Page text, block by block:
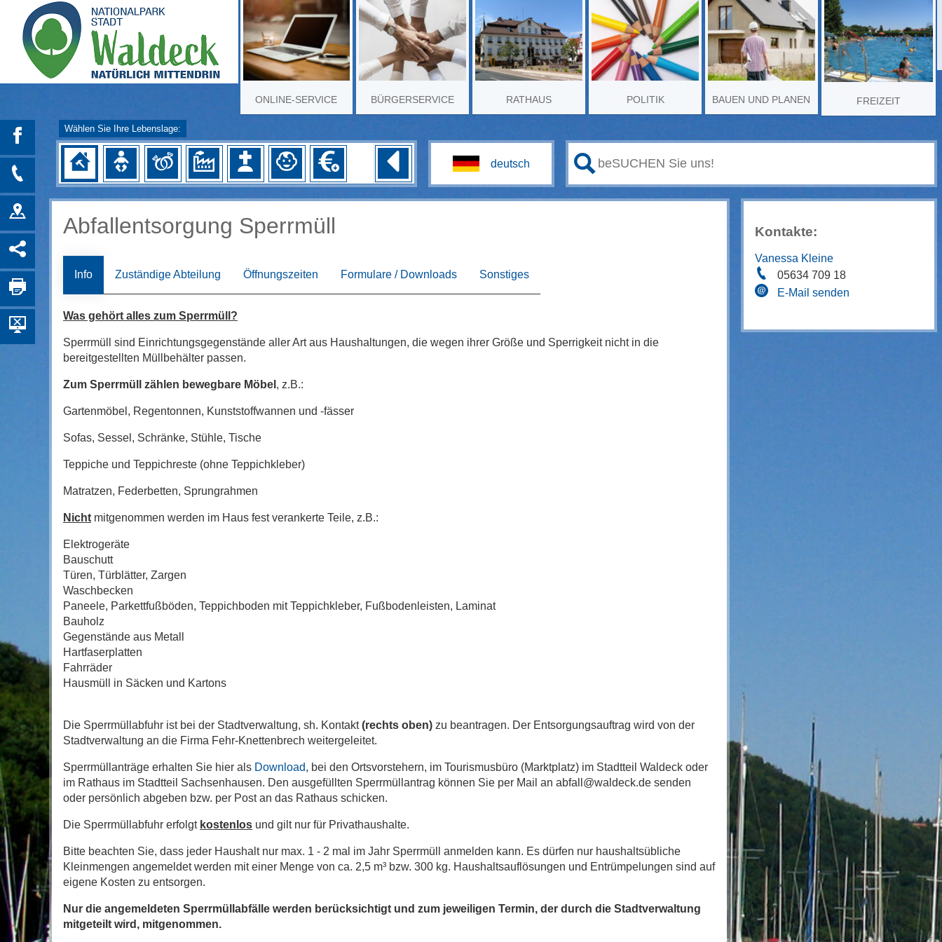
ONLINE-SERVICE BÜRGERSERVICE RATHAUS POLITIK BAUEN UND PLANEN FREIZEIT
Wählen Sie Ihre Lebenslage:
Abfallentsorgung Sperrmüll
Info Zuständige Abteilung Öffnungszeiten Formulare / Downloads Sonstiges
Was gehört alles zum Sperrmüll?
Sperrmüll sind Einrichtungsgegenstände aller Art aus Haushaltungen, die wegen ihrer Größe und Sperrigkeit nicht in die
bereitgestellten Müllbehälter passen.
Zum Sperrmüll zählen bewegbare Möbel , z.B.:
Gartenmöbel, Regentonnen, Kunststoffwannen und -fässer
Sofas, Sessel, Schränke, Stühle, Tische
Teppiche und Teppichreste (ohne Teppichkleber)
Matratzen, Federbetten, Sprungrahmen
Nicht mitgenommen werden im Haus fest verankerte Teile, z.B.:
Elektrogeräte
Bauschutt
Türen, Türblätter, Zargen
Waschbecken
Paneele, Parkettfußböden, Teppichboden mit Teppichkleber, Fußbodenleisten, Laminat
Bauholz
Gegenstände aus Metall
Hartfaserplatten
Fahrräder
Hausmüll in Säcken und Kartons
Die Sperrmüllabfuhr ist bei der Stadtverwaltung, sh. Kontakt(rechts oben) zu beantragen. Der Entsorgungsauftrag wird von der
Stadtverwaltung an die Firma Fehr-Knettenbrech weitergeleitet.
Sperrmüllanträge erhalten Sie hier als Download, bei den Ortsvorstehern, im Tourismusbüro (Marktplatz) im Stadtteil Waldeck oder
im Rathaus im Stadtteil Sachsenhausen. Den ausgefüllten Sperrmüllantrag können Sie per Mail an abfall@waldeck.de senden
oder persönlich abgeben bzw. per Post an das Rathaus schicken.
Die Sperrmüllabfuhr erfolgt kostenlos und gilt nur für Privathaushalte.
Bitte beachten Sie, dass jeder Haushalt nur max. 1 - 2 mal im Jahr Sperrmüll anmelden kann. Es dürfen nur haushaltsübliche
Kleinmengen angemeldet werden mit einer Menge von ca. 2,5 m³ bzw. 300 kg. Haushaltsauflösungen und Entrümpelungen sind auf
eigene Kosten zu entsorgen.
Nur die angemeldeten Sperrmüllabfälle werden berücksichtigt und zum jeweiligen Termin, der durch die Stadtverwaltung
mitgeteilt wird, mitgenommen.
Kontakte:
Vanessa Kleine
05634 709 18
E-Mail senden